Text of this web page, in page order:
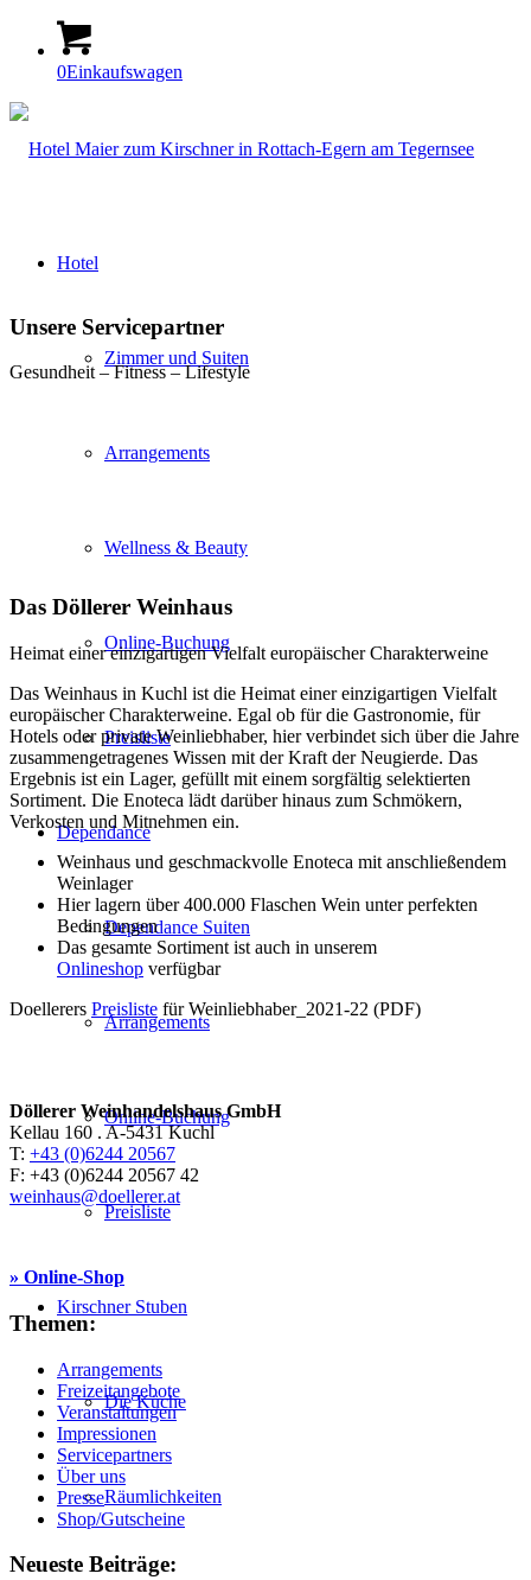
0Einkaufswagen
Hotel
Zimmer und Suiten
Arrangements
Wellness & Beauty
Online-Buchung
Preisliste
Dependance
Dependance Suiten
Arrangements
Online-Buchung
Preisliste
Kirschner Stuben
Die Küche
Räumlichkeiten
Unsere Servicepartner
Gesundheit – Fitness – Lifestyle
Das Döllerer Weinhaus
Heimat einer einzigartigen Vielfalt europäischer Charakterweine
Das Weinhaus in Kuchl ist die Heimat einer einzigartigen Vielfalt
europäischer Charakterweine. Egal ob für die Gastronomie, für
Hotels oder private Weinliebhaber, hier verbindet sich über die Jahre
zusammengetragenes Wissen mit der Kraft der Neugierde. Das
Ergebnis ist ein Lager, gefüllt mit einem sorgfältig selektierten
Sortiment. Die Enoteca lädt darüber hinaus zum Schmökern,
Verkosten und Mitnehmen ein.
Weinhaus und geschmackvolle Enoteca mit anschließendem
Weinlager
Hier lagern über 400.000 Flaschen Wein unter perfekten
Bedingungen
Das gesamte Sortiment ist auch in unserem
Onlineshop verfügbar
Doellerers Preisliste für Weinliebhaber_2021-22 (PDF)
Döllerer Weinhandelshaus GmbH
Kellau 160 . A-5431 Kuchl
T: +43 (0)6244 20567
F: +43 (0)6244 20567 42
weinhaus@doellerer.at
» Online-Shop
Themen:
Arrangements
Freizeitangebote
Veranstaltungen
Impressionen
Servicepartners
Über uns
Presse
Shop/Gutscheine
Neueste Beiträge: